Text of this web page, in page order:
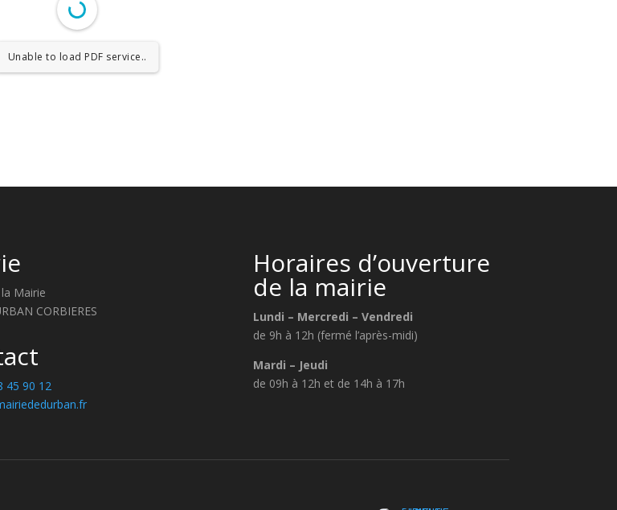
Unable to load PDF service..
Mairie
CORBIERES
45 90 12
Horaires d’ouverture
de la mairie
Lundi – Mercredi – Vendredi
de 9h à 12h (fermé l’après-midi)
Mardi – Jeudi
de 09h à 12h et de 14h à 17h